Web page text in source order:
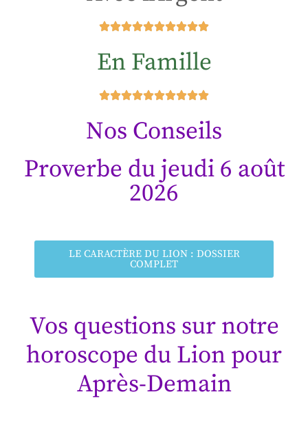
En Famille
Nos Conseils
Proverbe du jeudi 6 août
2026
LE CARACTÈRE DU LION : DOSSIER
COMPLET
Vos questions sur notre
horoscope du Lion pour
Après-Demain